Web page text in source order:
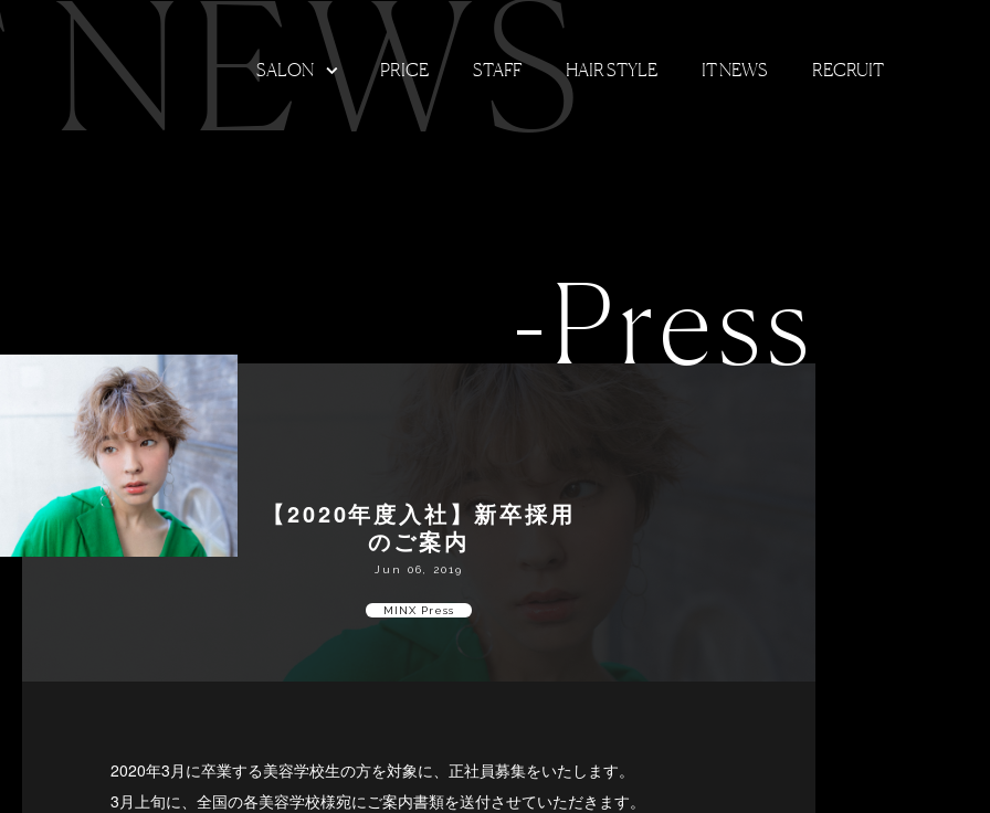
SALON PRICE STAFF HAIR STYLE IT NEWS RECRUIT
NEWS
-Press
【2020年度入社】新卒採用
のご案内
Jun 06, 2019
MINX Press
2020年3月に卒業する美容学校生の方を対象に、正社員募集をいたします。
3月上旬に、全国の各美容学校様宛にご案内書類を送付させていただきます。